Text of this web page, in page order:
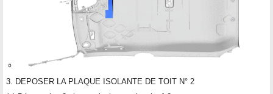
3. DEPOSER LA PLAQUE ISOLANTE DE TOIT N° 2